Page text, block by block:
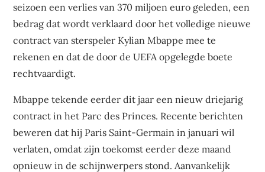
seizoen een verlies van 370 miljoen euro geleden, een
bedrag dat wordt verklaard door het volledige nieuwe
contract van sterspeler Kylian Mbappe mee te
rekenen en dat de door de UEFA opgelegde boete
rechtvaardigt.
Mbappe tekende eerder dit jaar een nieuw driejarig
contract in het Parc des Princes. Recente berichten
beweren dat hij Paris Saint-Germain in januari wil
verlaten, omdat zijn toekomst eerder deze maand
opnieuw in de schijnwerpers stond. Aanvankelijk